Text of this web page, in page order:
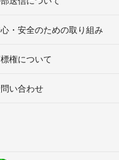
・安全のための取り組み
権について
い合わせ